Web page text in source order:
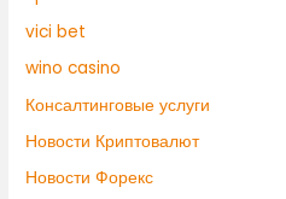
vici bet
wino casino
Консалтинговые услуги
Новости Криптовалют
Новости Форекс